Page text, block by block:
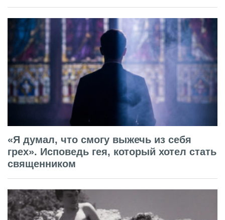
«Я думал, что смогу выжечь из себя
грех». Исповедь гея, который хотел стать
священником